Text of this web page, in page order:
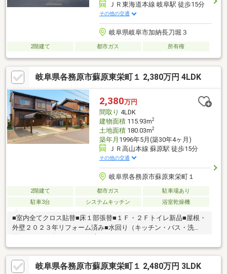
ＪＲ東海道本線 岐阜駅 徒歩15分
その他の交通
岐阜県岐阜市加納長刀堀３
2階建て 都市ガス 所有権
岐阜県各務原市蘇原東栄町１ 2,380万円 4LDK
2,380万円
間取り 4LDK
建物面積115.93m2
土地面積180.03m2
築年月 1996年5月(築30年4ヶ月)
ＪＲ高山本線 蘇原駅 徒歩15分
その他の交通
岐阜県各務原市蘇原東栄町１
2階建て 都市ガス
駐車場あり
駐車3台
システムキッチン 浴室乾燥機
■室内全てクロス貼替■床１部張替■１Ｆ・２Ｆトイレ新品■屋根・
外壁２０２３年リフォーム済み■水回り（キッチン・バス・洗
面）２０２３年リフォーム済み■キッチン（ＬＩＸＩＬ たっぷ
り収納 整流板レンジフード ワイドシンク 食洗器付き）■浴
室（ＴＯＴＯ「ほっカラリ床」／自動湯張り／浴室暖房乾燥機付
き）■庭があります／家庭菜園・ガーデニング・バーべキューｅ
岐阜県各務原市蘇原東栄町１ 2,480万円 3LDK